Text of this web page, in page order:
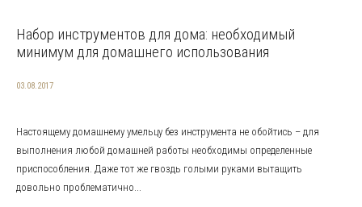
Набор инструментов для дома: необходимый
минимум для домашнего использования
03.08.2017
Настоящему домашнему умельцу без инструмента не обойтись – для
выполнения любой домашней работы необходимы определенные
приспособления. Даже тот же гвоздь голыми руками вытащить
довольно проблематично...